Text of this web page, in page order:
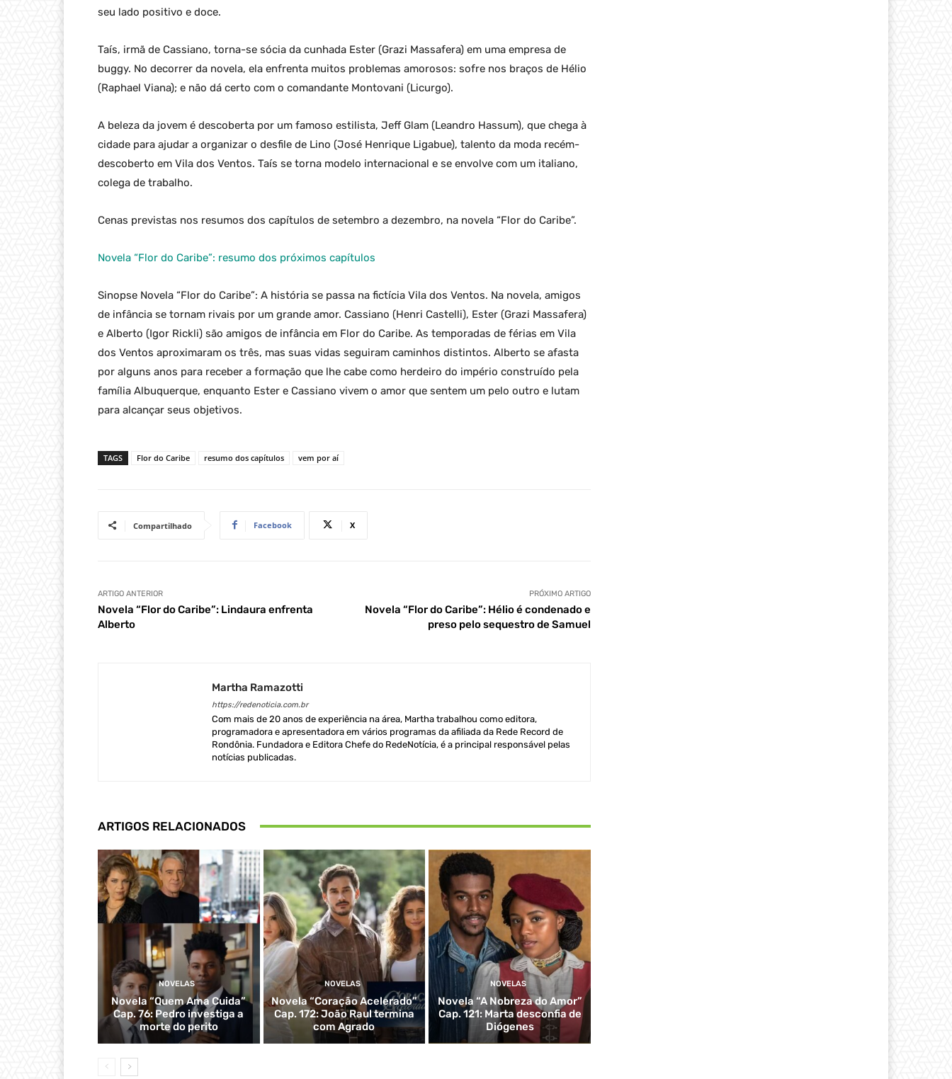
seu lado positivo e doce.
Taís, irmã de Cassiano, torna-se sócia da cunhada Ester (Grazi Massafera) em uma empresa de
buggy. No decorrer da novela, ela enfrenta muitos problemas amorosos: sofre nos braços de Hélio
(Raphael Viana); e não dá certo com o comandante Montovani (Licurgo).
A beleza da jovem é descoberta por um famoso estilista, Jeff Glam (Leandro Hassum), que chega à
cidade para ajudar a organizar o desfile de Lino (José Henrique Ligabue), talento da moda recém-
descoberto em Vila dos Ventos. Taís se torna modelo internacional e se envolve com um italiano,
colega de trabalho.
Cenas previstas nos resumos dos capítulos de setembro a dezembro, na novela “Flor do Caribe”.
Novela “Flor do Caribe”: resumo dos próximos capítulos
Sinopse Novela “Flor do Caribe”: A história se passa na fictícia Vila dos Ventos. Na novela, amigos
de infância se tornam rivais por um grande amor. Cassiano (Henri Castelli), Ester (Grazi Massafera)
e Alberto (Igor Rickli) são amigos de infância em Flor do Caribe. As temporadas de férias em Vila
dos Ventos aproximaram os três, mas suas vidas seguiram caminhos distintos. Alberto se afasta
por alguns anos para receber a formação que lhe cabe como herdeiro do império construído pela
família Albuquerque, enquanto Ester e Cassiano vivem o amor que sentem um pelo outro e lutam
para alcançar seus objetivos.
TAGS Flor do Caribe resumo dos capítulos vem por aí
Compartilhado Facebook X
ARTIGO ANTERIOR
Novela “Flor do Caribe”: Lindaura enfrenta
Alberto
PRÓXIMO ARTIGO
Novela “Flor do Caribe”: Hélio é condenado e
preso pelo sequestro de Samuel
Martha Ramazotti
https://redenoticia.com.br
Com mais de 20 anos de experiência na área, Martha trabalhou como editora,
programadora e apresentadora em vários programas da afiliada da Rede Record de
Rondônia. Fundadora e Editora Chefe do RedeNotícia, é a principal responsável pelas
notícias publicadas.
ARTIGOS RELACIONADOS
NOVELAS
Novela “Quem Ama Cuida”
Cap. 76: Pedro investiga a
morte do perito
NOVELAS
Novela “Coração Acelerado”
Cap. 172: João Raul termina
com Agrado
NOVELAS
Novela “A Nobreza do Amor”
Cap. 121: Marta desconfia de
Diógenes